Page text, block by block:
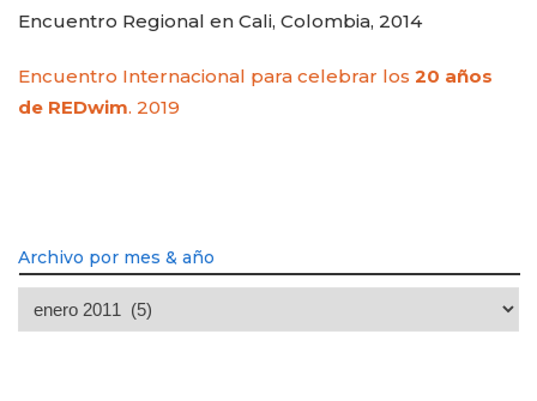
Encuentro Regional en Cali, Colombia, 2014
Encuentro Internacional para celebrar los 20 años
de REDwim. 2019
Archivo por mes & año
Archivo
por